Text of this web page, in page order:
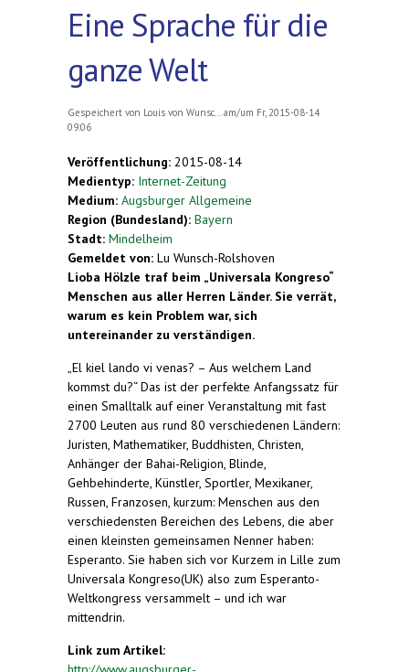
Eine Sprache für die
ganze Welt
Gespeichert von Louis von Wunsc...
am/um Fr, 2015-08-14
09:06
Veröffentlichung: 2015-08-14
Medientyp: Internet-Zeitung
Medium: Augsburger Allgemeine
Region (Bundesland): Bayern
Stadt: Mindelheim
Gemeldet von: Lu Wunsch-Rolshoven
Lioba Hölzle traf beim „Universala Kongreso“
Menschen aus aller Herren Länder. Sie verrät,
warum es kein Problem war, sich
untereinander zu verständigen.
„El kiel lando vi venas? – Aus welchem Land
kommst du?“ Das ist der perfekte Anfangssatz für
einen Smalltalk auf einer Veranstaltung mit fast
2700 Leuten aus rund 80 verschiedenen Ländern:
Juristen, Mathematiker, Buddhisten, Christen,
Anhänger der Bahai-Religion, Blinde,
Gehbehinderte, Künstler, Sportler, Mexikaner,
Russen, Franzosen, kurzum: Menschen aus den
verschiedensten Bereichen des Lebens, die aber
einen kleinsten gemeinsamen Nenner haben:
Esperanto. Sie haben sich vor Kurzem in Lille zum
Universala Kongreso(UK) also zum Esperanto-
Weltkongress versammelt – und ich war
mittendrin.
Link zum Artikel: